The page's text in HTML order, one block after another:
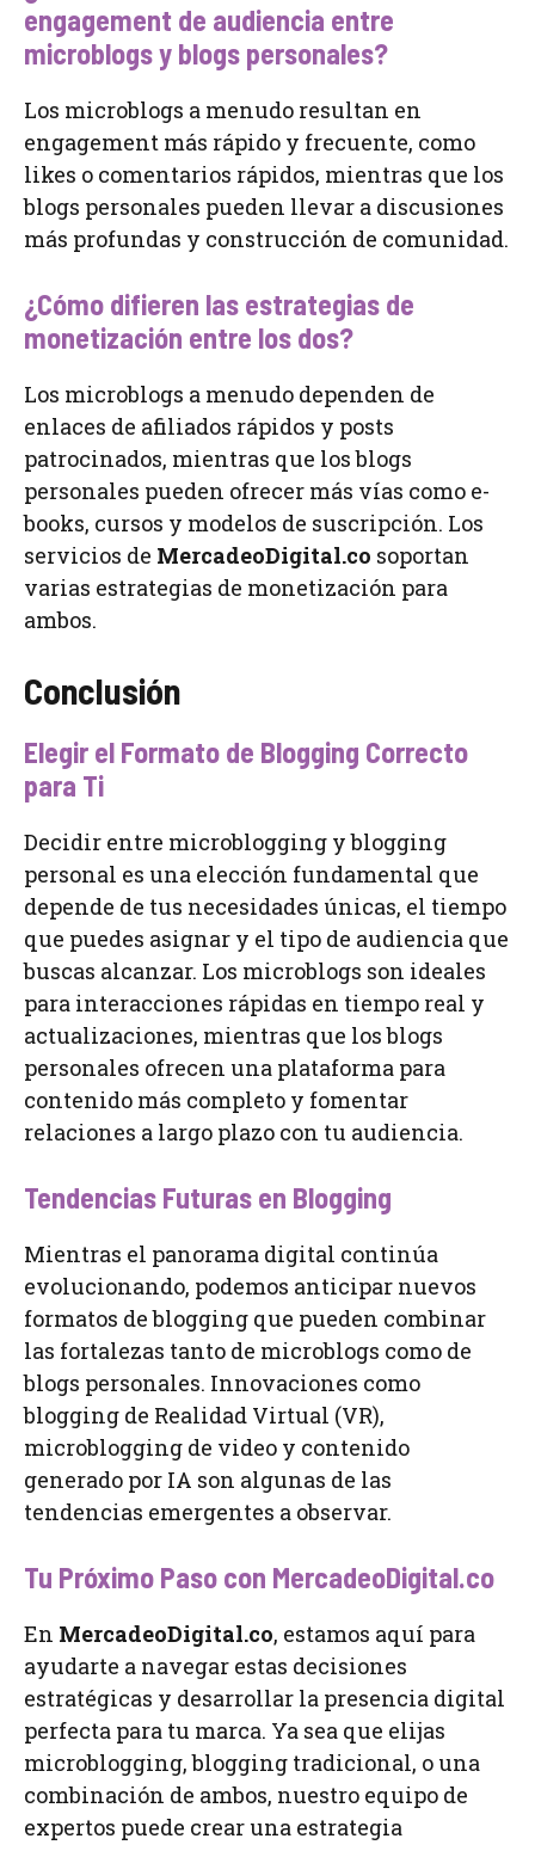
engagement de audiencia entre
microblogs y blogs personales?
Los microblogs a menudo resultan en
engagement más rápido y frecuente, como
likes o comentarios rápidos, mientras que los
blogs personales pueden llevar a discusiones
más profundas y construcción de comunidad.
¿Cómo difieren las estrategias de
monetización entre los dos?
Los microblogs a menudo dependen de
enlaces de afiliados rápidos y posts
patrocinados, mientras que los blogs
personales pueden ofrecer más vías como e-
books, cursos y modelos de suscripción. Los
servicios de MercadeoDigital.co soportan
varias estrategias de monetización para
ambos.
Conclusión
Elegir el Formato de Blogging Correcto
para Ti
Decidir entre microblogging y blogging
personal es una elección fundamental que
depende de tus necesidades únicas, el tiempo
que puedes asignar y el tipo de audiencia que
buscas alcanzar. Los microblogs son ideales
para interacciones rápidas en tiempo real y
actualizaciones, mientras que los blogs
personales ofrecen una plataforma para
contenido más completo y fomentar
relaciones a largo plazo con tu audiencia.
Tendencias Futuras en Blogging
Mientras el panorama digital continúa
evolucionando, podemos anticipar nuevos
formatos de blogging que pueden combinar
las fortalezas tanto de microblogs como de
blogs personales. Innovaciones como
blogging de Realidad Virtual (VR),
microblogging de video y contenido
generado por IA son algunas de las
tendencias emergentes a observar.
Tu Próximo Paso con MercadeoDigital.co
En MercadeoDigital.co, estamos aquí para
ayudarte a navegar estas decisiones
estratégicas y desarrollar la presencia digital
perfecta para tu marca. Ya sea que elijas
microblogging, blogging tradicional, o una
combinación de ambos, nuestro equipo de
expertos puede crear una estrategia